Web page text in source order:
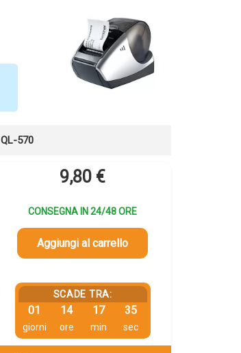
QL-570
9,80 €
CONSEGNA IN 24/48 ORE
Aggiungi al carrello
SCADE TRA:
01
giorni
14
ore
17
min
34
sec